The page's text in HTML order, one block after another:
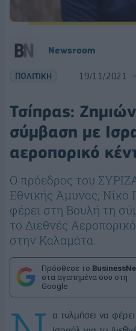
Newsroom
ΠΟΛΙΤΙΚΗ 19/11/2021
Τσίπρας:
σύμβαση με
αεροπορικό
Ο πρόεδρος του
Εθνικής Άμυνας, Νίκο
φέρει στη Βουλή τη
το Διεθνές
στην Καλαμάτα.
Πρόσθεσε το
στα αγαπημένα σου στη
Google
α τολμήσει να